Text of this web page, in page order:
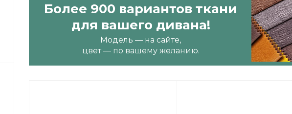
Более 900 вариантов ткани
для вашего дивана!
Модель — на сайте,
цвет — по вашему желанию.